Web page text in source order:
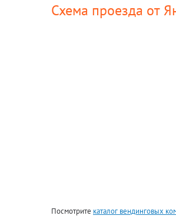
Схема проезда от
Посмотрите каталог вендинговых